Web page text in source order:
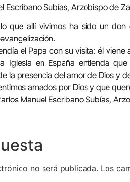
Escribano Subías, Arzobispo de
que allí vivimos ha sido un
el Papa con su visita: él
Iglesia en España entienda
la presencia del amor de Dios y
amados por Dios y que
Manuel Escribano Subías,
no será publicada. Los